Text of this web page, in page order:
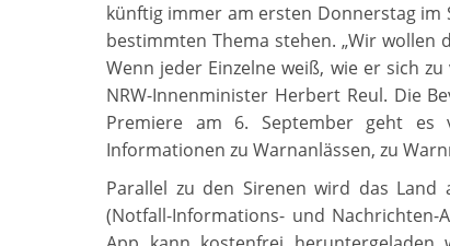
künftig immer am ersten Donnerstag im
bestimmten Thema stehen. „Wir wollen
Wenn jeder Einzelne weiß, wie er sich
NRW-Innenminister Herbert Reul. Die
Premiere am 6. September geht es
Informationen zu Warnanlässen, zu
Parallel zu den Sirenen wird das Land
(Notfall-Informations- und Nachrichten-